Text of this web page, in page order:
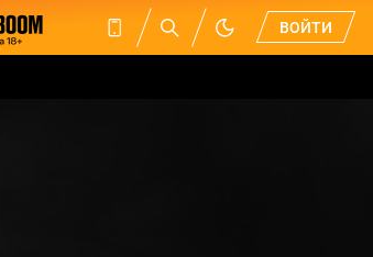
ВОЙТИ